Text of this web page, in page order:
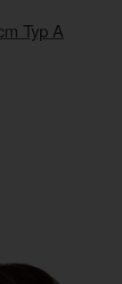
Typ A